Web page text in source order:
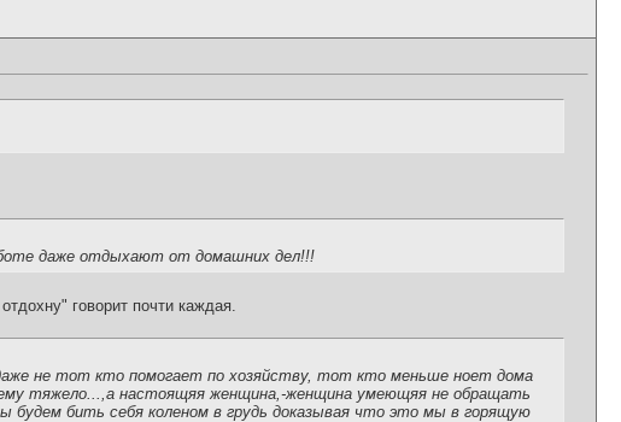
даже отдыхают от домашних дел!!!
говорит почти каждая.
не тот кто помогает по хозяйству, тот кто меньше ноет дома
ему тяжело...,а настоящяя женщина,-женщина умеющяя не обращать
будем бить себя коленом в грудь доказывая что это мы в горящую